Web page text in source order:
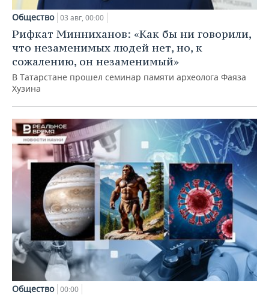
Общество 03 авг, 00:00
Рифкат Минниханов: «Как бы ни говорили,
что незаменимых людей нет, но, к
сожалению, он незаменимый»
В Татарстане прошел семинар памяти археолога Фаяза
Хузина
Общество 00:00